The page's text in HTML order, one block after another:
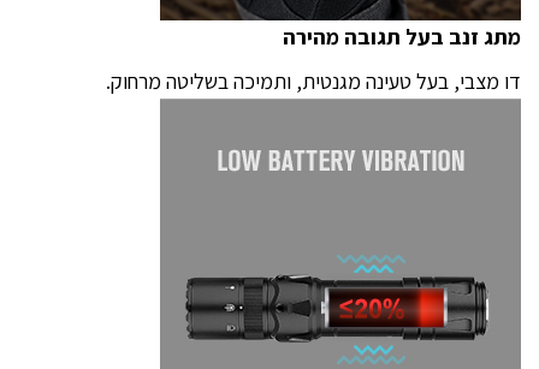
מתג זנב בעל תגובה מהירה
דו מצבי, בעל טעינה מגנטית, ותמיכה בשליטה מרחוק.